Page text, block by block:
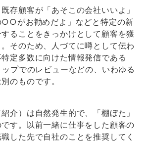
存顧客が「あそこの会社いいよ」
○○がお勧めだよ」などと特定の新
ることをきっかけとして顧客を獲
そのため、人づてに噂として伝わ
定多数に向けた情報発信である
プでのレビューなどの、いわゆる
のものです。
介）は自然発生的で、「棚ぼた」
す。以前一緒に仕事をした顧客の
した先で自社のことを推奨してく